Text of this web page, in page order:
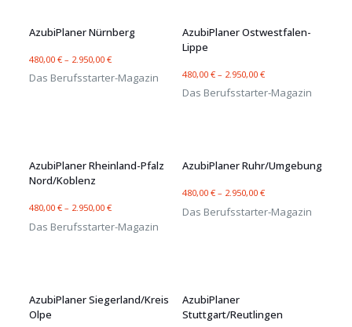
AzubiPlaner Nürnberg
480,00 €– 2.950,00 €
Das Berufsstarter-Magazin
AzubiPlaner Ostwestfalen-
Lippe
480,00 €– 2.950,00 €
Das Berufsstarter-Magazin
AzubiPlaner Rheinland-Pfalz
Nord/Koblenz
480,00 €– 2.950,00 €
Das Berufsstarter-Magazin
AzubiPlaner Ruhr/Umgebung
480,00 €– 2.950,00 €
Das Berufsstarter-Magazin
AzubiPlaner Siegerland/Kreis
Olpe
AzubiPlaner
Stuttgart/Reutlingen